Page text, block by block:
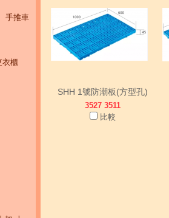
手推車
衣櫃
SHH 1號防潮板(方型孔)
3527 3511
比較